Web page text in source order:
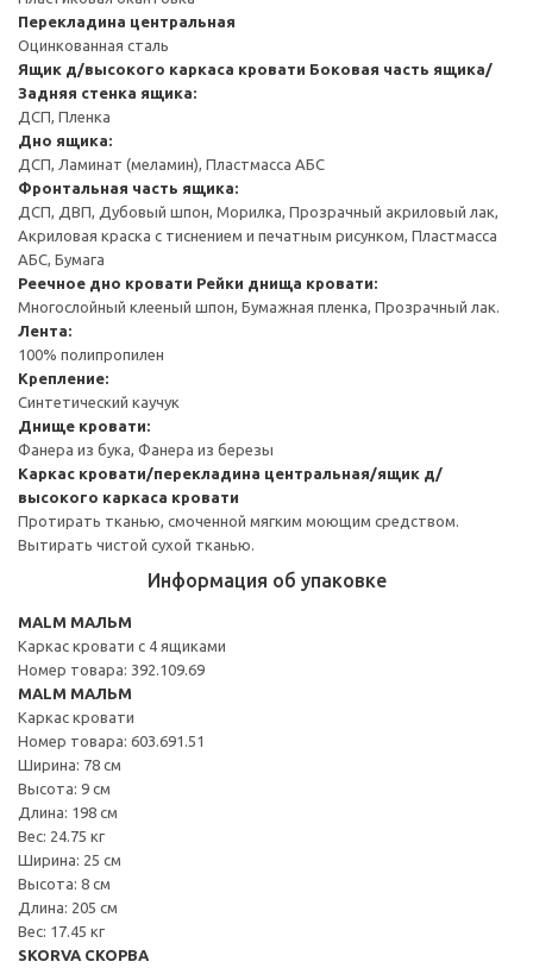
Перекладина центральная
Оцинкованная сталь
Ящик д/высокого каркаса кровати Боковая часть ящика/
Задняя стенка ящика:
ДСП, Пленка
Дно ящика:
ДСП, Ламинат (меламин), Пластмасса АБС
Фронтальная часть ящика:
ДСП, ДВП, Дубовый шпон, Морилка, Прозрачный акриловый лак,
Акриловая краска с тиснением и печатным рисунком, Пластмасса
АБС, Бумага
Реечное дно кровати Рейки днища кровати:
Многослойный клееный шпон, Бумажная пленка, Прозрачный лак.
Лента:
100% полипропилен
Крепление:
Синтетический каучук
Днище кровати:
Фанера из бука, Фанера из березы
Каркас кровати/перекладина центральная/ящик д/
высокого каркаса кровати
Протирать тканью, смоченной мягким моющим средством.
Вытирать чистой сухой тканью.
Информация об упаковке
MALM МАЛЬМ
Каркас кровати с 4 ящиками
Номер товара: 392.109.69
MALM МАЛЬМ
Каркас кровати
Номер товара: 603.691.51
Ширина: 78 см
Высота: 9 см
Длина: 198 см
Вес: 24.75 кг
Ширина: 25 см
Высота: 8 см
Длина: 205 см
Вес: 17.45 кг
SKORVA СКОРВА